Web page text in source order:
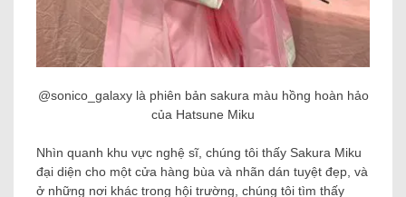
@sonico_galaxy là phiên bản sakura màu hồng hoàn hảo
của Hatsune Miku
Nhìn quanh khu vực nghệ sĩ, chúng tôi thấy Sakura Miku
đại diện cho một cửa hàng bùa và nhãn dán tuyệt đẹp, và
ở những nơi khác trong hội trường, chúng tôi tìm thấy